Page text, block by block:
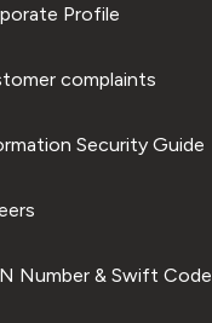
Profile
complaints
Security Guide
Number & Swift Code